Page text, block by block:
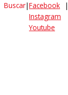
Buscar|Facebook
Instagram
Youtube
|